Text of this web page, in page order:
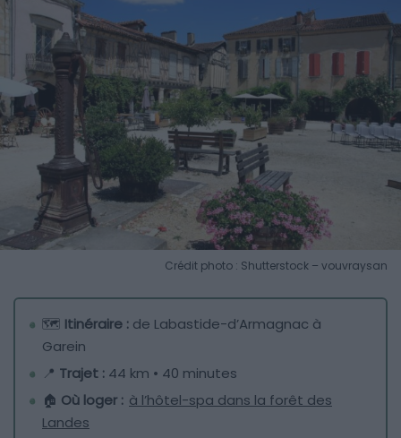
Crédit photo : Shutterstock – vouvraysan
🗺️ Itinéraire : de Labastide-d’Armagnac à
Garein
📍 Trajet : 44 km • 40 minutes
🏠 Où loger : à l’hôtel-spa dans la forêt des
Landes